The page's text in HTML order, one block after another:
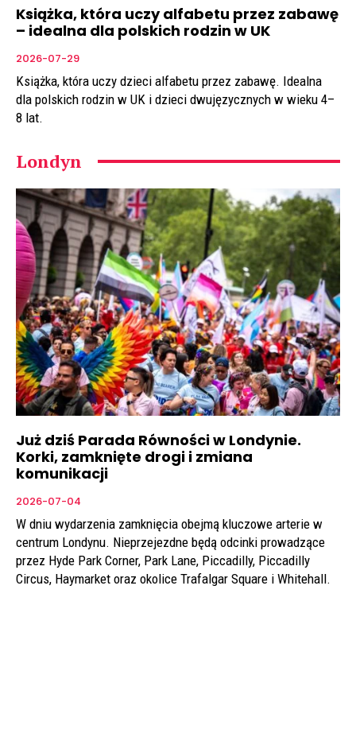
Książka, która uczy alfabetu przez zabawę
– idealna dla polskich rodzin w UK
2026-07-29
Książka, która uczy dzieci alfabetu przez zabawę. Idealna
dla polskich rodzin w UK i dzieci dwujęzycznych w wieku 4–
8 lat.
Londyn
Już dziś Parada Równości w Londynie.
Korki, zamknięte drogi i zmiana
komunikacji
2026-07-04
W dniu wydarzenia zamknięcia obejmą kluczowe arterie w
centrum Londynu. Nieprzejezdne będą odcinki prowadzące
przez Hyde Park Corner, Park Lane, Piccadilly, Piccadilly
Circus, Haymarket oraz okolice Trafalgar Square i Whitehall.